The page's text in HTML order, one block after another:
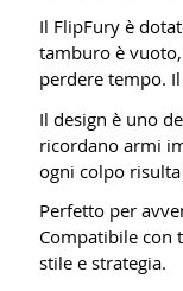
Il FlipFury è
tamburo è
perdere tempo.
Il design è uno
ricordano armi
ogni colpo
Perfetto per
Compatibile con
stile e strategia.